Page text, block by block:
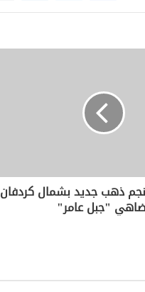
ذهب جديد بشمال كردفان
"جبل عامر"